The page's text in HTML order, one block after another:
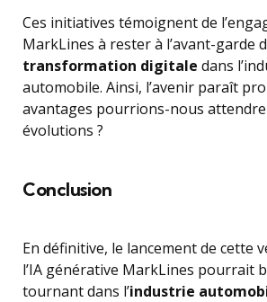
Ces initiatives témoignent de
MarkLines à rester à l’avant-garde
transformation digitale dans
automobile. Ainsi, l’avenir paraît
avantages pourrions-nous attendre
évolutions ?
Conclusion
En définitive, le lancement de cette
l’IA générative MarkLines pourrait
tournant dans l’industrie